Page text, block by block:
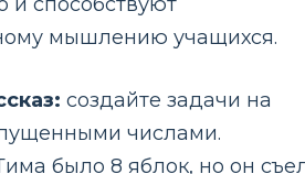
мышлению учащихся.
создайте задачи на
числами.
было 8 яблок, но он